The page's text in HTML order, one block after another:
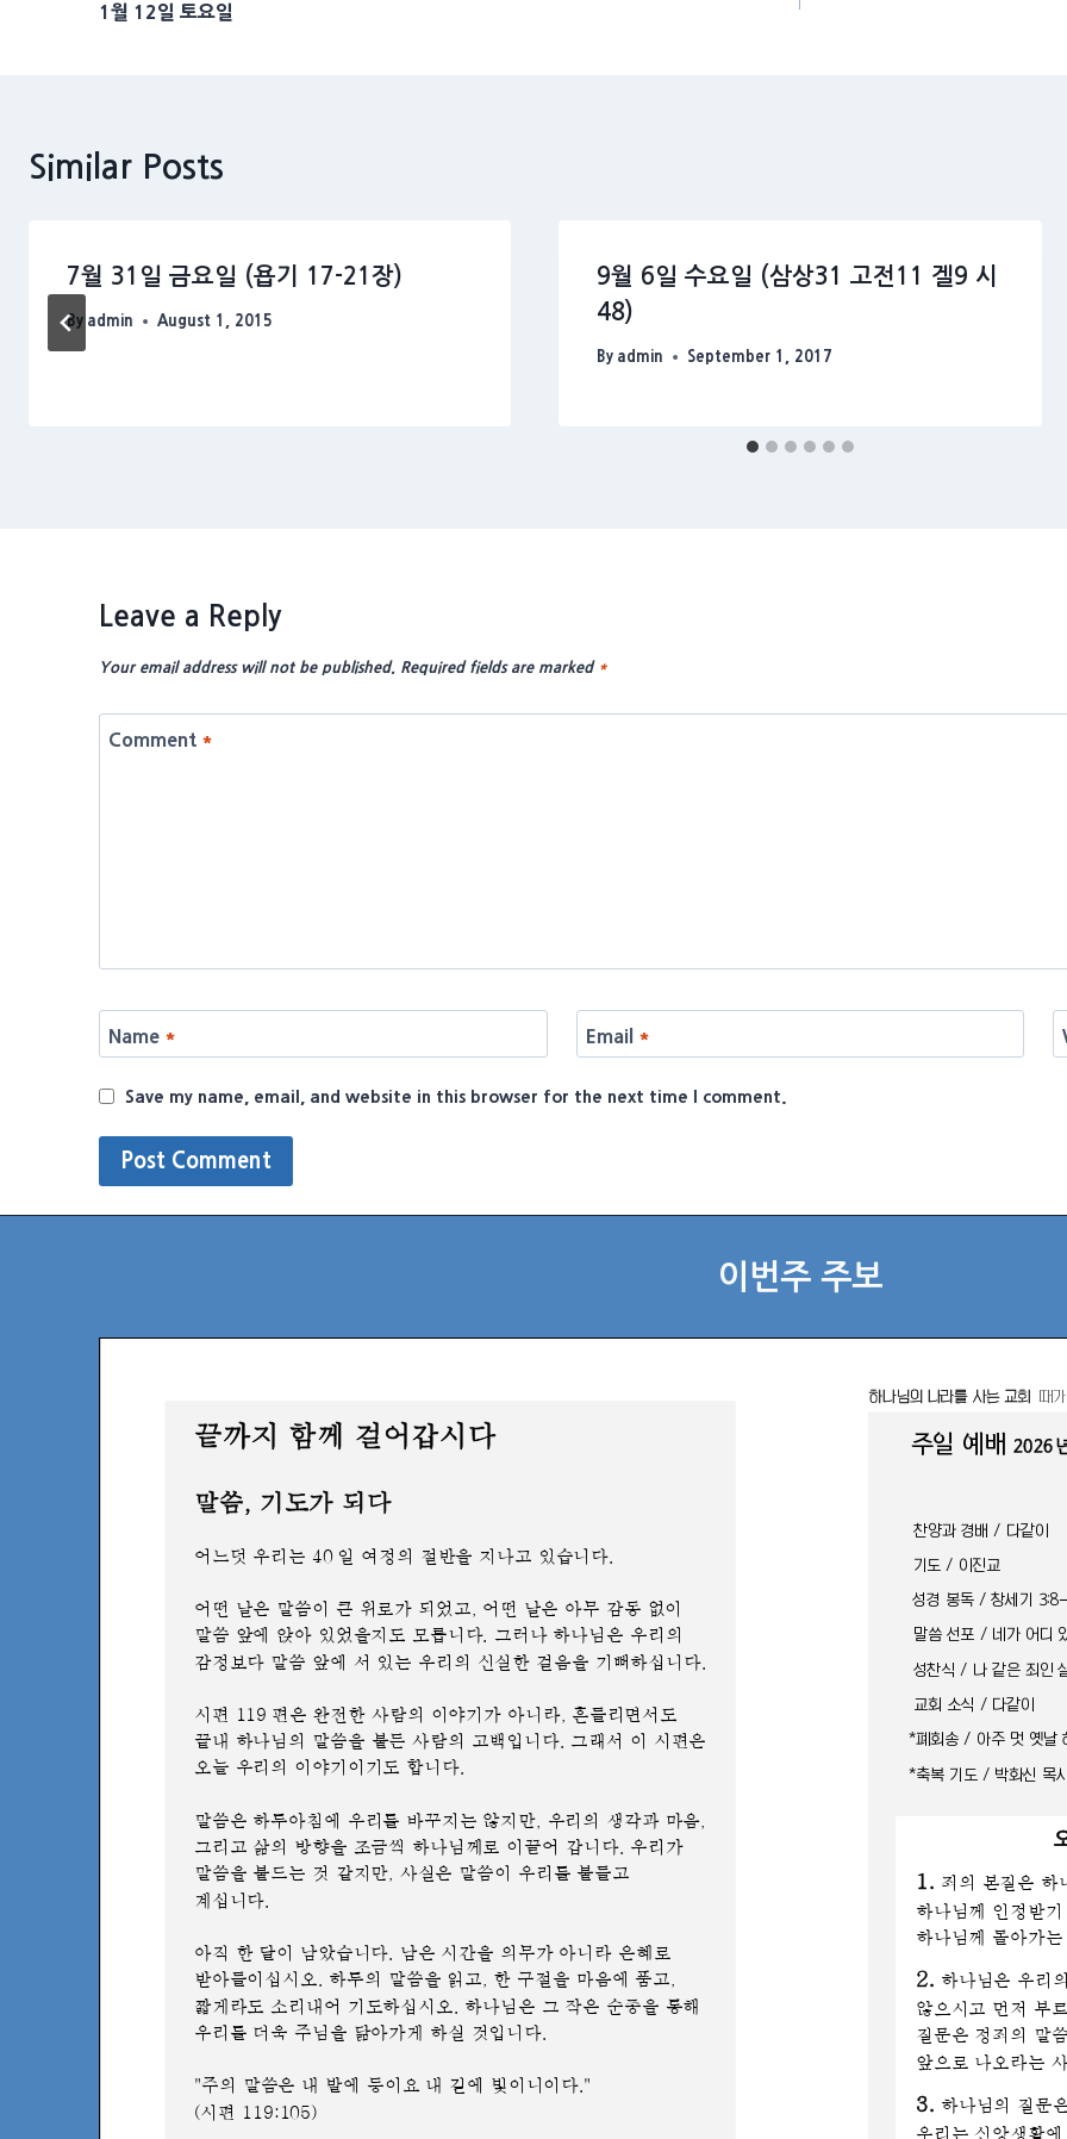
navigation
1월 12일 토요일
Similar Posts
7월 31일 금요일 (욥기 17-21장)
By admin August 1, 2015
9월 6일 수요일 (삼상31 고전11 겔9 시
48)
By admin September 1, 2017
Leave a Reply
Your email address will not be published. Required fields are marked *
Comment *
Name * Email *
Save my name, email, and website in this browser for the next time I comment.
이번주 주보